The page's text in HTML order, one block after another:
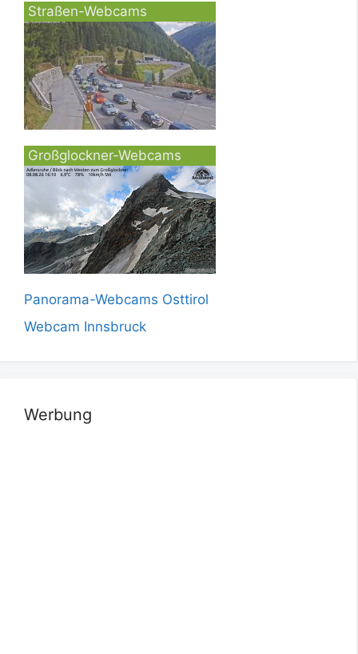
Straßen-Webcams
Großglockner-Webcams
Panorama-Webcams Osttirol
Webcam Innsbruck
Werbung